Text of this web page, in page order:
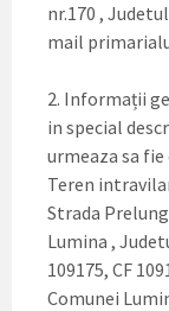
nr.170 ,
mail
2. Informații
in special
urmeaza sa
Teren
Strada
Lumina ,
109175, CF
Comunei